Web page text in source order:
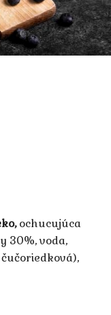
ochucujúca
30%, voda,